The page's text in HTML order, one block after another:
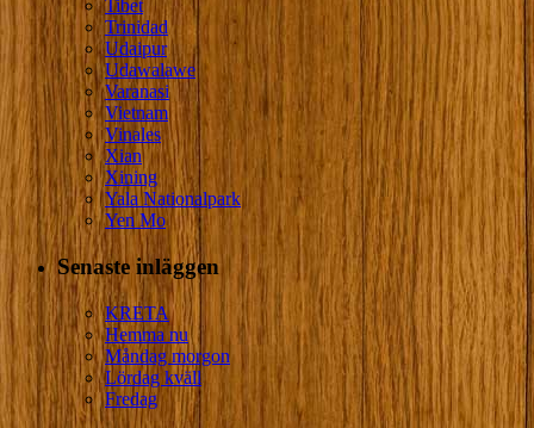
Tibet
Trinidad
Udaipur
Udawalawe
Varanasi
Vietnam
Vinales
Xian
Xining
Yala Nationalpark
Yen Mo
Senaste inläggen
KRETA
Hemma nu
Måndag morgon
Lördag kväll
Fredag